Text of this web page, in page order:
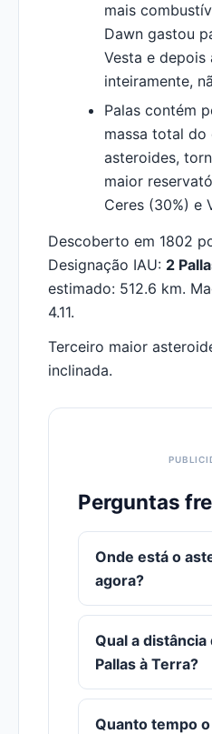
mais
Dawn gastou
Vesta e depois
inteiramente,
Palas contém
massa total do
asteroides,
maior
Ceres (30%) e
Descoberto em 1802
Designação IAU: 2
estimado: 512.6 km.
4.11.
Terceiro maior
inclinada.
Perguntas
Onde está o
agora?
Qual a
Pallas à Terra?
Quanto tempo